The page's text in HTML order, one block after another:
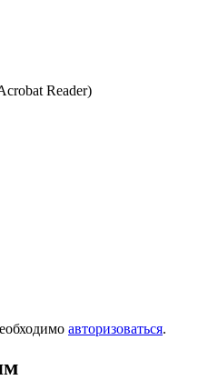
Reader)
авторизоваться.